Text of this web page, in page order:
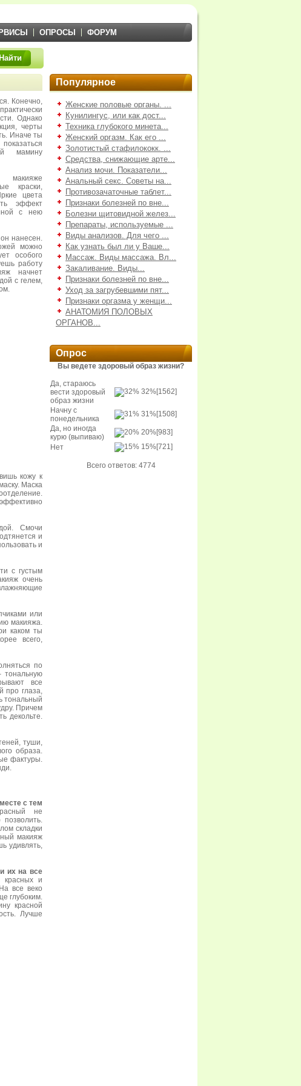
ОПРОСЫ ФОРУМ
Найти
Конечно,
Однако
черты
Иначе ты
мамину
краски,
цвета
эффект
с нею
нанесен.
можно
особого
работу
начнет
с гелем,
кожу к
Маска
Смочи
и
и
с густым
очень
или
макияжа.
каком ты
всего,
по
тональную
все
про глаза,
тональный
Причем
декольте.
туши,
образа.
фактуры.
с тем
не
складки
макияж
удивлять,
их на все
красных и
все веко
глубоким.
красной
Лучше
Популярное
Женские половые органы. ...
Кунилингус, или как дост...
Техника глубокого минета...
Женский оргазм. Как его ...
Золотистый стафилококк. ...
Средства, снижающие арте...
Анализ мочи. Показатели...
Анальный секс. Советы на...
Противозачаточные таблет...
Признаки болезней по вне...
Болезни щитовидной желез...
Препараты, используемые ...
Виды анализов. Для чего ...
Как узнать был ли у Ваше...
Массаж. Виды массажа. Вл...
Закаливание. Виды...
Признаки болезней по вне...
Уход за загрубевшими пят...
Признаки оргазма у женщи...
АНАТОМИЯ ПОЛОВЫХ
ОРГАНОВ...
Опрос
Вы ведете здоровый образ жизни?
Да, стараюсь
вести здоровый
образ жизни
32%[1562]
Начну с
понедельника
31%[1508]
Да, но иногда
курю (выпиваю)
20%[983]
Нет
15%[721]
Всего ответов: 4774